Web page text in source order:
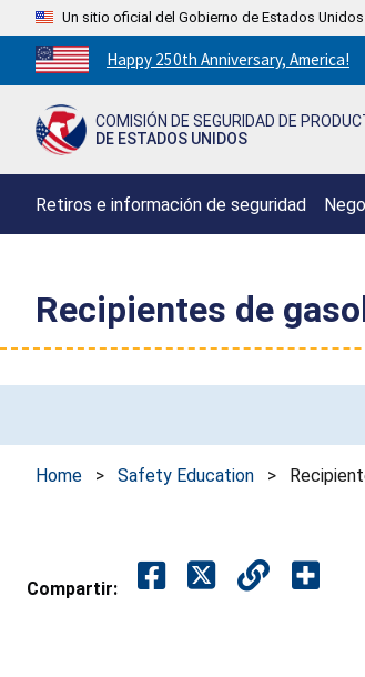
Un sitio oficial del Gobierno de Estados Unidos
Countdown
to
America's
250th
Happy 250th Anniversary, America!
COMISIÓN DE SEGURIDAD DE
DE ESTADOS UNIDOS
Retiros e información de seguridad
Recipientes de
Home > Safety Education >
Compartir: